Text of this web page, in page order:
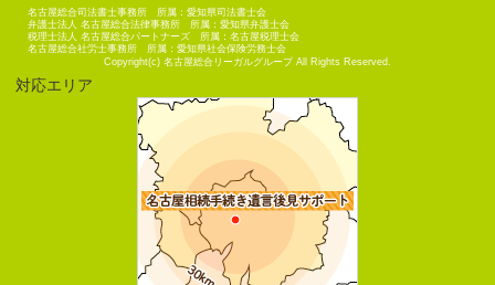
名古屋総合司法書士事務所 所属：愛知県司法書士会
弁護士法人 名古屋総合法律事務所 所属：愛知県弁護士会
税理士法人 名古屋総合パートナーズ 所属：名古屋税理士会
名古屋総合社労士事務所 所属：愛知県社会保険労務士会
Copyright(c) 名古屋総合リーガルグループ All Rights Reserved.
対応エリア